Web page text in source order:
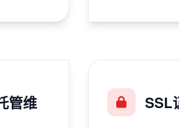
管维
SSL